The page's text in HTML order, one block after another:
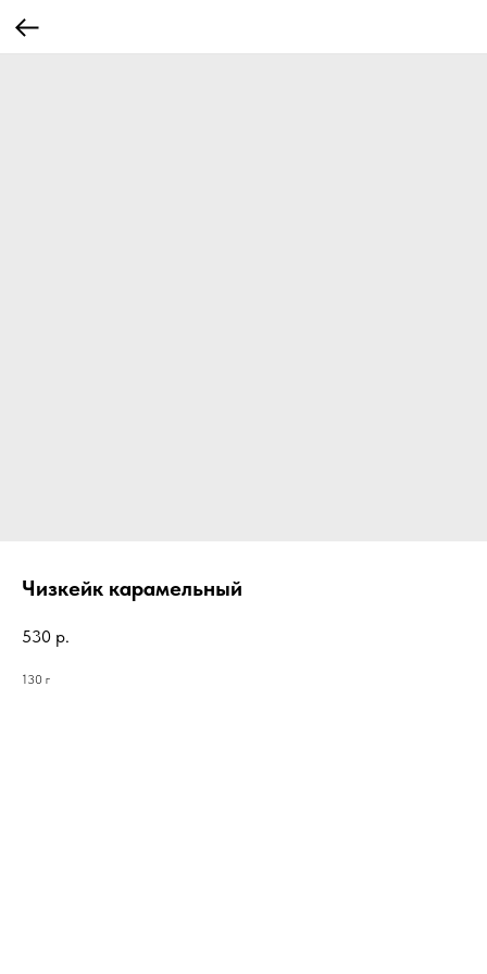
Чизкейк карамельный
530 р.
130 г